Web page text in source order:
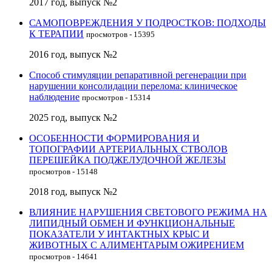
2017 год, выпуск №2
САМОПОВРЕЖДЕНИЯ У ПОДРОСТКОВ: ПОДХОДЫ
К ТЕРАПИИ просмотров - 15395
2016 год, выпуск №2
Способ стимуляции репаративной регенерации при
нарушении консолидации перелома: клиническое
наблюдение просмотров - 15314
2025 год, выпуск №2
ОСОБЕННОСТИ ФОРМИРОВАНИЯ И
ТОПОГРАФИИ АРТЕРИАЛЬНЫХ СТВОЛОВ
ПЕРЕШЕЙКА ПОДЖЕЛУДОЧНОЙ ЖЕЛЕЗЫ
просмотров - 15148
2018 год, выпуск №2
ВЛИЯНИЕ НАРУШЕНИЯ СВЕТОВОГО РЕЖИМА НА
ЛИПИДНЫЙ ОБМЕН И ФУНКЦИОНАЛЬНЫЕ
ПОКАЗАТЕЛИ У ИНТАКТНЫХ КРЫС И
ЖИВОТНЫХ С АЛИМЕНТАРЫМ ОЖИРЕНИЕМ
просмотров - 14641